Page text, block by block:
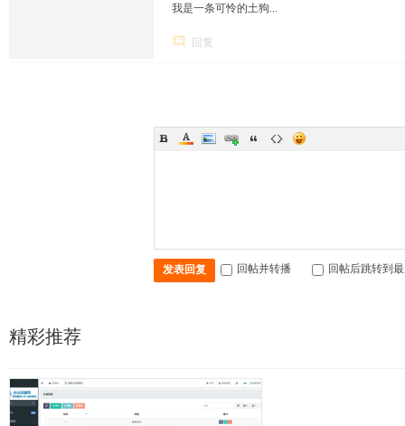
我是一条可怜的土狗...
回复
发表回复 回帖并转播 回帖后跳转到
精彩推荐